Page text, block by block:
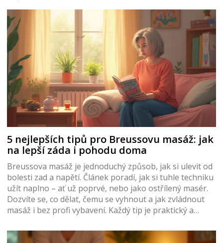
5 nejlepších tipů pro Breussovu masáž: jak
na lepší záda i pohodu doma
Breussova masáž je jednoduchý způsob, jak si ulevit od
bolesti zad a napětí. Článek poradí, jak si tuhle techniku
užít naplno – ať už poprvé, nebo jako ostřílený masér.
Dozvíte se, co dělat, čemu se vyhnout a jak zvládnout
masáž i bez profi vybavení. Každý tip je praktický a
opravdu znají. Vše jasně, bez zbytečných složitostí.